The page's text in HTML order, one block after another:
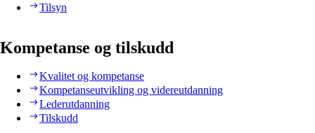
Tilsyn
Kompetanse og tilskudd
Kvalitet og kompetanse
Kompetanseutvikling og videreutdanning
Lederutdanning
Tilskudd